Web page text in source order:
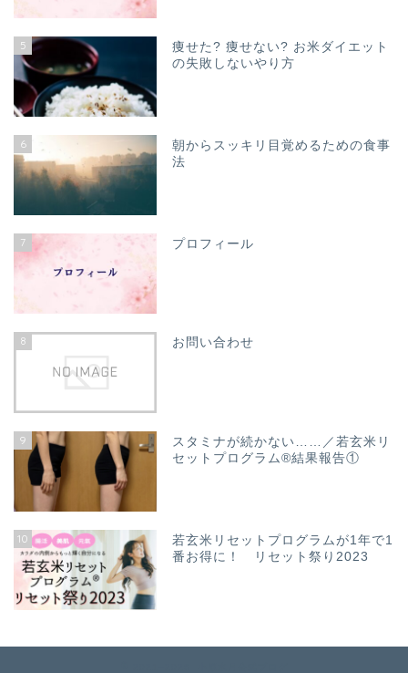
5
痩せた? 痩せない? お米ダイエット
の失敗しないやり方
6
朝からスッキリ目覚めるための食事
法
7 プロフィール
8 お問い合わせ
9
スタミナが続かない……／若玄米リ
セットプログラム®結果報告①
10
若玄米リセットプログラムが1年で1
番お得に！ リセット祭り2023